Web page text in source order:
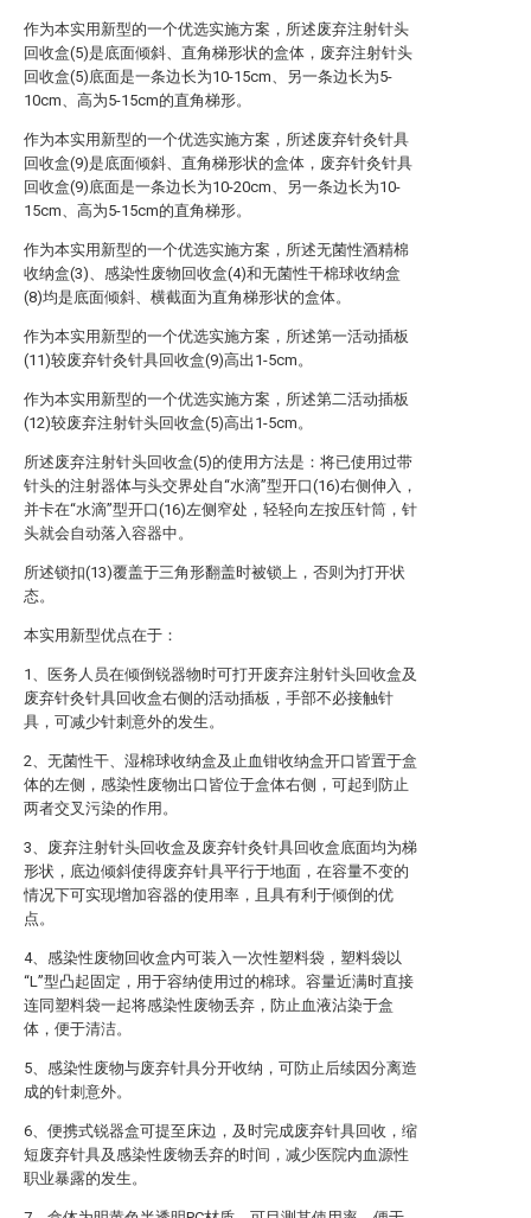
作为本实用新型的一个优选实施方案，所述废弃注射针头
回收盒(5)是底面倾斜、直角梯形状的盒体，废弃注射针头
回收盒(5)底面是一条边长为10-15cm、另一条边长为5-
10cm、高为5-15cm的直角梯形。
作为本实用新型的一个优选实施方案，所述废弃针灸针具
回收盒(9)是底面倾斜、直角梯形状的盒体，废弃针灸针具
回收盒(9)底面是一条边长为10-20cm、另一条边长为10-
15cm、高为5-15cm的直角梯形。
作为本实用新型的一个优选实施方案，所述无菌性酒精棉
收纳盒(3)、感染性废物回收盒(4)和无菌性干棉球收纳盒
(8)均是底面倾斜、横截面为直角梯形状的盒体。
作为本实用新型的一个优选实施方案，所述第一活动插板
(11)较废弃针灸针具回收盒(9)高出1-5cm。
作为本实用新型的一个优选实施方案，所述第二活动插板
(12)较废弃注射针头回收盒(5)高出1-5cm。
所述废弃注射针头回收盒(5)的使用方法是：将已使用过带
针头的注射器体与头交界处自“水滴”型开口(16)右侧伸入，
并卡在“水滴”型开口(16)左侧窄处，轻轻向左按压针筒，针
头就会自动落入容器中。
所述锁扣(13)覆盖于三角形翻盖时被锁上，否则为打开状
态。
本实用新型优点在于：
1、医务人员在倾倒锐器物时可打开废弃注射针头回收盒及
废弃针灸针具回收盒右侧的活动插板，手部不必接触针
具，可减少针刺意外的发生。
2、无菌性干、湿棉球收纳盒及止血钳收纳盒开口皆置于盒
体的左侧，感染性废物出口皆位于盒体右侧，可起到防止
两者交叉污染的作用。
3、废弃注射针头回收盒及废弃针灸针具回收盒底面均为梯
形状，底边倾斜使得废弃针具平行于地面，在容量不变的
情况下可实现增加容器的使用率，且具有利于倾倒的优
点。
4、感染性废物回收盒内可装入一次性塑料袋，塑料袋以
“L”型凸起固定，用于容纳使用过的棉球。容量近满时直接
连同塑料袋一起将感染性废物丢弃，防止血液沾染于盒
体，便于清洁。
5、感染性废物与废弃针具分开收纳，可防止后续因分离造
成的针刺意外。
6、便携式锐器盒可提至床边，及时完成废弃针具回收，缩
短废弃针具及感染性废物丢弃的时间，减少医院内血源性
职业暴露的发生。